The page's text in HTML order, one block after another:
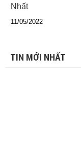
Nhất
11/05/2022
TIN MỚI NHẤT